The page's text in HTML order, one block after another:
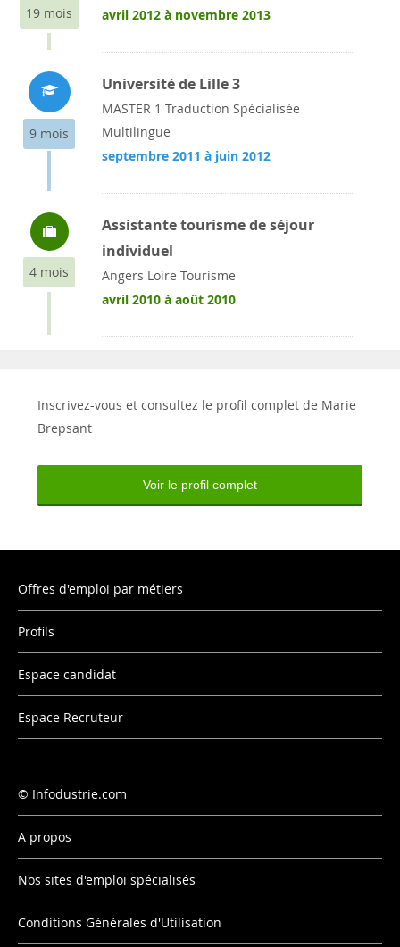
19 mois
avril 2012 à novembre 2013
9 mois
Université de Lille 3
MASTER 1 Traduction Spécialisée
Multilingue
septembre 2011 à juin 2012
4 mois
Assistante tourisme de séjour
individuel
Angers Loire Tourisme
avril 2010 à août 2010
Inscrivez-vous et consultez le profil complet de Marie
Brepsant
Voir le profil complet
Offres d'emploi par métiers
Profils
Espace candidat
Espace Recruteur
Infodustrie.com
A propos
Nos sites d'emploi spécialisés
Conditions Générales d'Utilisation